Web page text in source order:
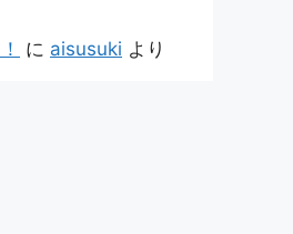
に aisusuki より